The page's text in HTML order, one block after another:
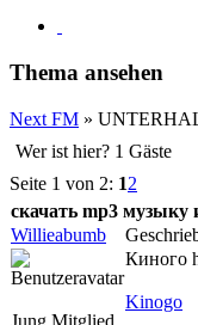
Thema ansehen
Next FM »
Wer ist hier? 1 Gäste
Seite 1 von 2: 12
скачать mp3 музыку
Willieabumb
Jung Mitglied
Киного
Kinogo